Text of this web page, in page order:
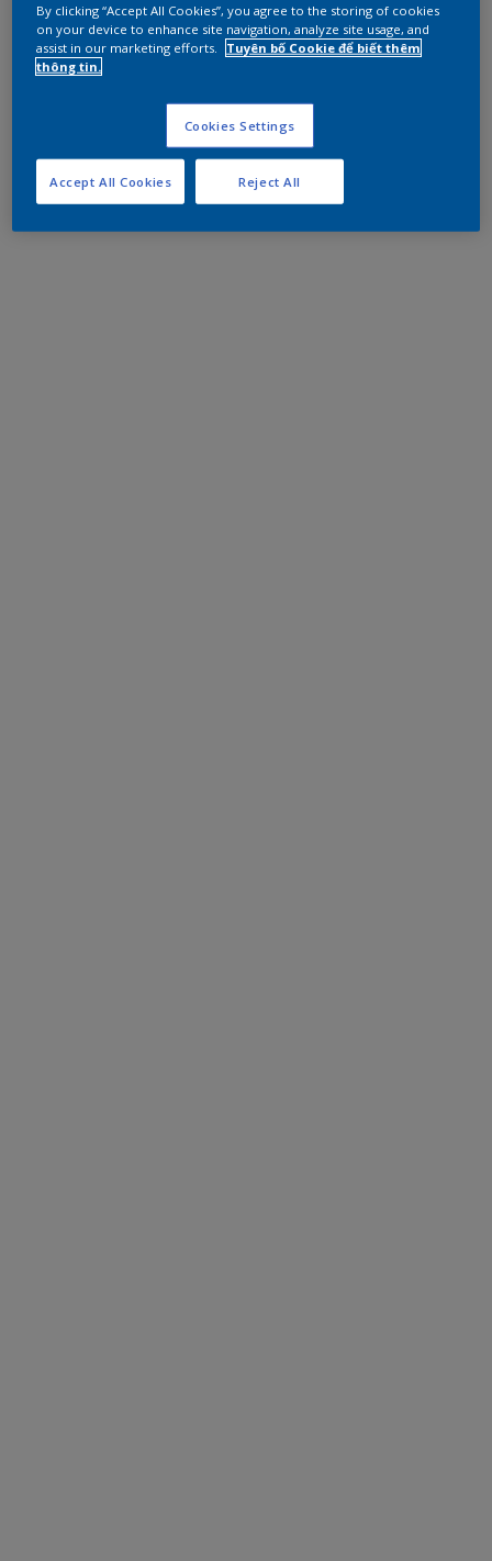
By clicking “Accept All Cookies”, you agree to the storing of cookies
on your device to enhance site navigation, analyze site usage, and
assist in our marketing efforts.
Tuyên bố Cookie để biết thêm
thông tin.
Cookies Settings
Reject All
Accept All Cookies